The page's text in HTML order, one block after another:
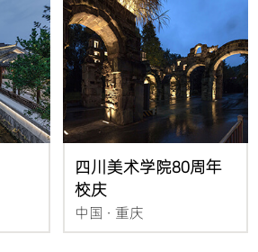
四川美术学院80周年
校庆
中国 · 重庆